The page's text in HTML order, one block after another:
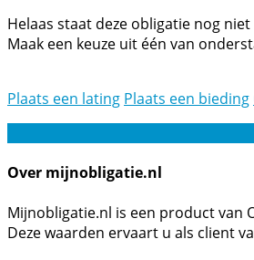
Helaas staat deze obligatie nog
Maak een keuze uit één van
Plaats een lating Plaats een bieding
Over mijnobligatie.nl
Mijnobligatie.nl is een product van
Deze waarden ervaart u als client